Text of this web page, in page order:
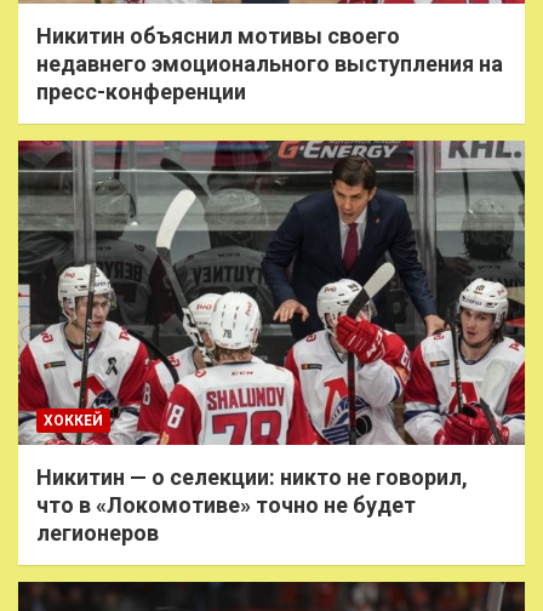
Никитин объяснил мотивы своего
недавнего эмоционального выступления на
пресс-конференции
ХОККЕЙ
Никитин — о селекции: никто не говорил,
что в «Локомотиве» точно не будет
легионеров